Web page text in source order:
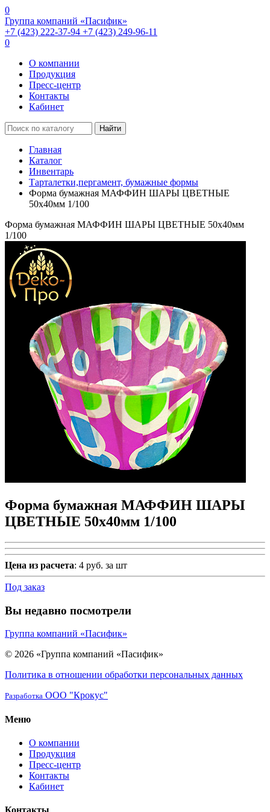
0
Группа компаний «Пасифик»
+7 (423) 222-37-94 +7 (423) 249-96-11
0
О компании
Продукция
Пресс-центр
Контакты
Кабинет
Найти
Главная
Каталог
Инвентарь
Тарталетки,пергамент, бумажные формы
Форма бумажная МАФФИН ШАРЫ ЦВЕТНЫЕ
50х40мм 1/100
Форма бумажная МАФФИН ШАРЫ ЦВЕТНЫЕ 50х40мм
1/100
Форма бумажная МАФФИН ШАРЫ
ЦВЕТНЫЕ 50х40мм 1/100
Цена из расчета: 4 руб. за шт
Под заказ
Вы недавно посмотрели
Группа компаний «Пасифик»
© 2026 «Группа компаний «Пасифик»
Политика в отношении обработки персональных данных
Разработка ООО "Крокус"
Меню
О компании
Продукция
Пресс-центр
Контакты
Кабинет
Контакты